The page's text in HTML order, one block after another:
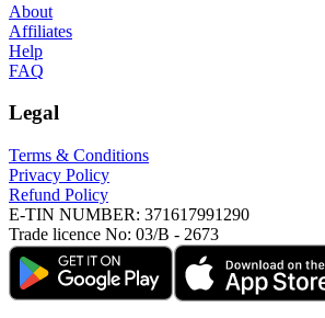
About
Affiliates
Help
FAQ
Legal
Terms & Conditions
Privacy Policy
Refund Policy
E-TIN NUMBER: 371617991290
Trade licence No: 03/B - 2673